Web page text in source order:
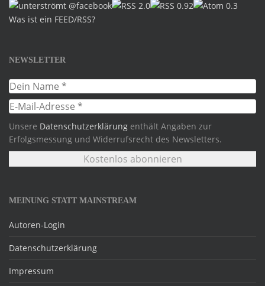
Was ist ein FEED/RSS?
NEWSLETTER
Unsere Datenschutzerklärung enthält Angaben zur
Erfolgsmessung und Widerrufsrecht des Newsletters.
MEINUNG STATT MAINSTREAM
Autoren-Login
Datenschutzerklärung
Impressum